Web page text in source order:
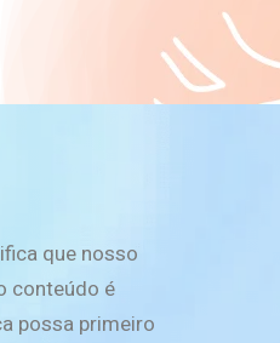
que nosso
conteúdo é
possa primeiro